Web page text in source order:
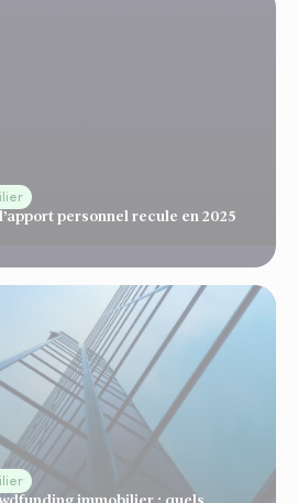
personnel recule en 2025